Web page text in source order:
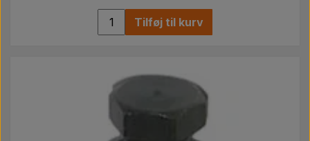
Tilføj til kurv